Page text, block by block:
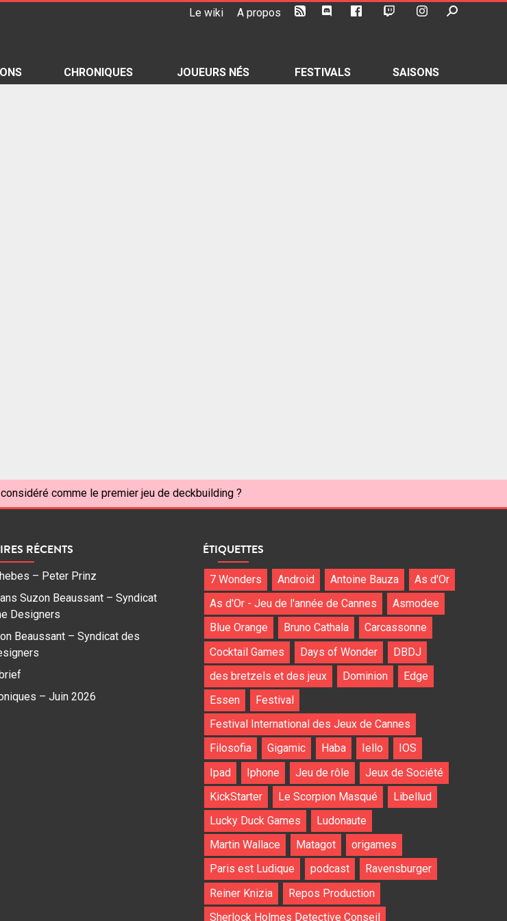
Le wiki A propos
CHRONIQUES JOUEURS NÉS FESTIVALS SAISONS
comme le premier jeu de deckbuilding ?
RÉCENTS
– Peter Prinz
Suzon Beaussant – Syndicat
Designers
Beaussant – Syndicat des
– Juin 2026
ÉTIQUETTES
7 Wonders Android Antoine Bauza
As d'Or
As d'Or - Jeu de l'année de Cannes
Asmodee
Blue Orange
Bruno Cathala
Carcassonne
Cocktail Games
Days of Wonder
DBDJ
des bretzels et des jeux
Dominion
Edge
Essen
Festival
Festival International des Jeux de Cannes
Filosofia
Gigamic Haba Iello
IOS
Ipad
Iphone Jeu de rôle
Jeux de Société
KickStarter
Le Scorpion Masqué
Libellud
Lucky Duck Games
Ludonaute
Martin Wallace
Matagot
origames
Paris est Ludique
podcast
Ravensburger
Reiner Knizia
Repos Production
Sherlock Holmes Detective Conseil